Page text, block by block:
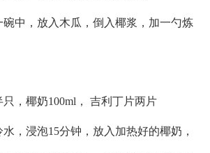
碗中，放入木瓜，倒入椰浆，加一勺炼
只，椰奶100ml， 吉利丁片两片
，浸泡15分钟，放入加热好的椰奶，